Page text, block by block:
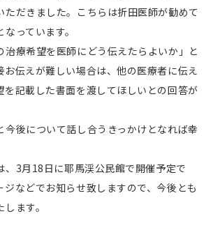
ただきました。こちらは折田医師が勧めて
っています。
治療希望を医師にどう伝えたらよいか」と
お伝えが難しい場合は、他の医療者に伝え
を記載した書面を渡してほしいとの回答が
今後について話し合うきっかけとなれば幸
、3月18日に耶馬渓公民館で開催予定で
ジなどでお知らせ致しますので、今後とも
ます。